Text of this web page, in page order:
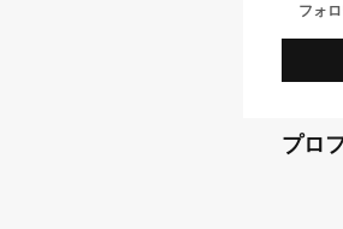
フォ
プロ